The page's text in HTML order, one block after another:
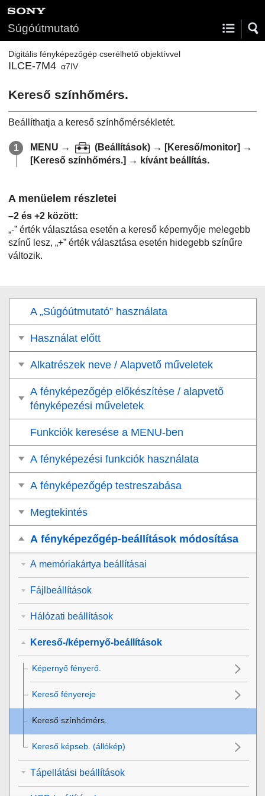
Súgóútmutató
Digitális fényképezőgép cserélhető objektívvel
ILCE-7M4 α7IV
Kereső színhőmérs.
Beállíthatja a kereső színhőmérsékletét.
MENU → (Beállítások) → [Kereső/monitor] →
[Kereső színhőmérs.] → kívánt beállítás.
A menüelem részletei
–2 és +2 között:
„-” érték választása esetén a kereső képernyője melegebb
színű lesz, „+” érték választása esetén hidegebb színűre
változik.
A „Súgóútmutató” használata
Használat előtt
Alkatrészek neve / Alapvető műveletek
A fényképezőgép előkészítése / alapvető
fényképezési műveletek
Funkciók keresése a MENU-ben
A fényképezési funkciók használata
A fényképezőgép testreszabása
Megtekintés
A fényképezőgép-beállítások módosítása
A memóriakártya beállításai
Fájlbeállítások
Hálózati beállítások
Kereső-/képernyő-beállítások
Képernyő fényerő.
Kereső fényereje
Kereső színhőmérs.
Kereső képseb. (állókép)
Tápellátási beállítások